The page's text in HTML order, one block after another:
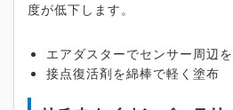
度が低下します。
エアダスターでセンサー周辺
接点復活剤を綿棒で軽く塗布